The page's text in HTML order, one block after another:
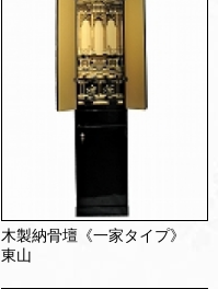
木製納骨壇《一家タイプ》
東山